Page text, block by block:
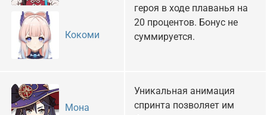
Кокоми
героя в ходе плаванья на
20 процентов. Бонус не
суммируется.
Мона
Уникальная анимация
спринта позволяет им